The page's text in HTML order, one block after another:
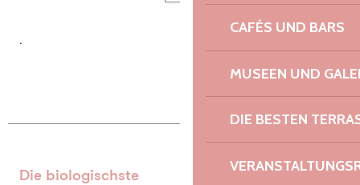
CAFÉS UND BARS
MUSEEN UND
DIE BESTEN
.
Die biologischste